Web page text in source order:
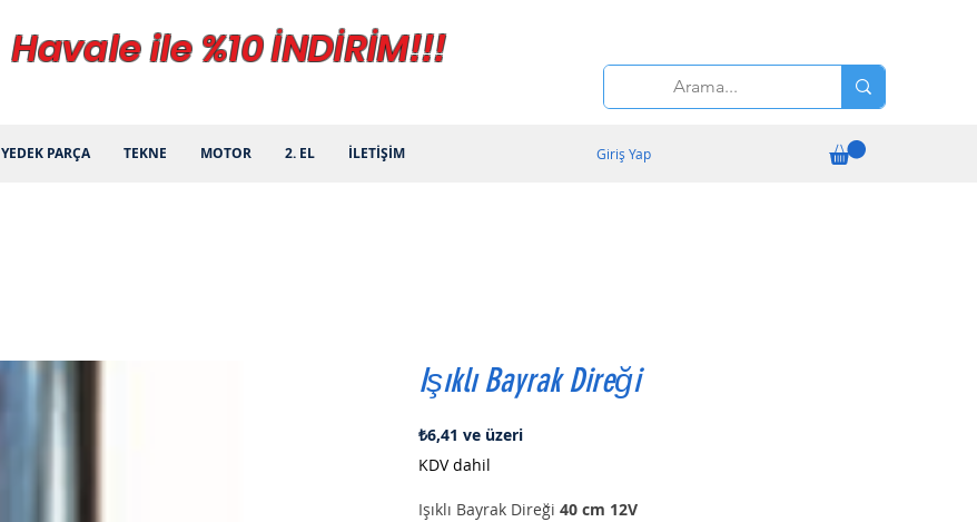
Havale ile %10 İNDİRİM!!!
YEDEK PARÇA TEKNE MOTOR 2. EL İLETİŞİM Giriş Yap
Işıklı Bayrak Direği
₺6,41 ve üzeriİndirimli
KDV dahil
Işıklı Bayrak Direği 40 cm 12V